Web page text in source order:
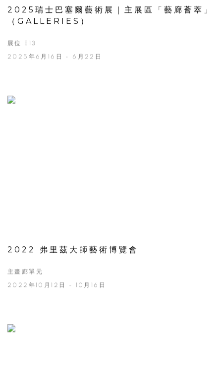
2025瑞士巴塞爾藝術展｜主展區「藝廊薈萃」
（GALLERIES）
展位 E13
2025年6月16日 - 6月22日
2022 弗里茲大師藝術博覽會
主畫廊單元
2022年10月12日 - 10月16日